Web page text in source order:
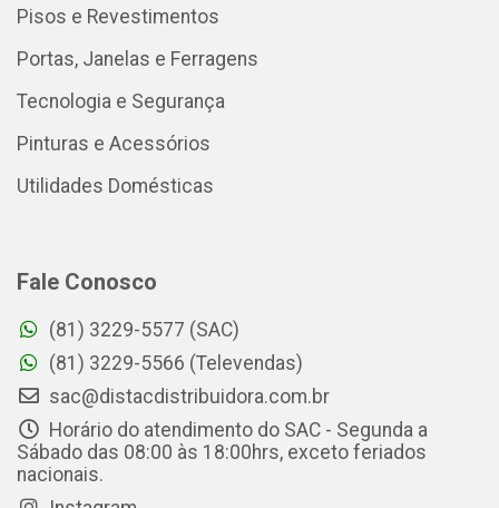
Pisos e Revestimentos
Portas, Janelas e Ferragens
Tecnologia e Segurança
Pinturas e Acessórios
Utilidades Domésticas
Fale Conosco
(81) 3229-5577 (SAC)
(81) 3229-5566 (Televendas)
sac@distacdistribuidora.com.br
Horário do atendimento do SAC - Segunda a
Sábado das 08:00 às 18:00hrs, exceto feriados
nacionais.